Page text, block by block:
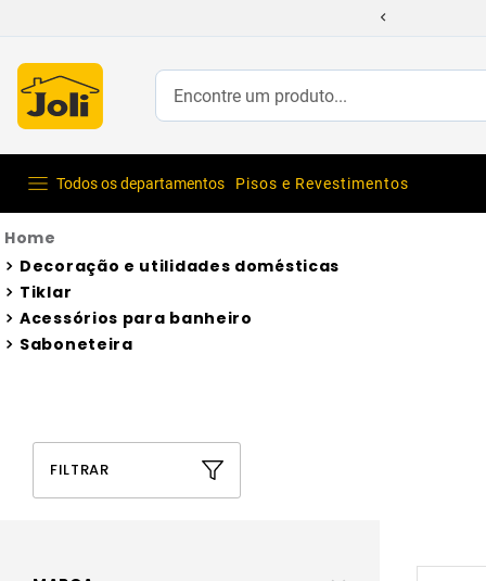
Encontre um produto...
Todos os departamentos Pisos e Revestimentos
Decoração e utilidades domésticas
Tiklar
Acessórios para banheiro
Saboneteira
FILTRAR